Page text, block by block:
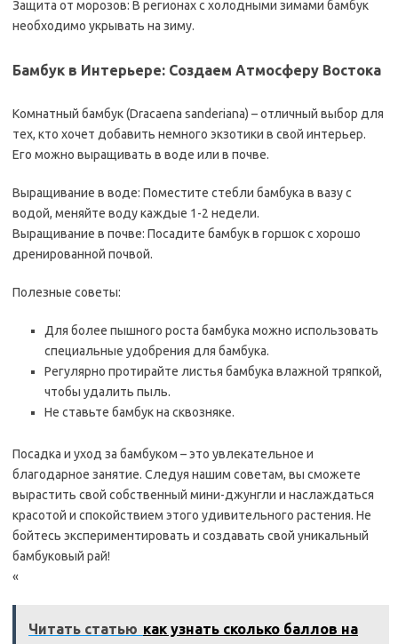
Защита от морозов: В регионах с холодными зимами бамбук
необходимо укрывать на зиму.
Бамбук в Интерьере: Создаем Атмосферу Востока
Комнатный бамбук (Dracaena sanderiana) – отличный выбор для
тех, кто хочет добавить немного экзотики в свой интерьер.
Его можно выращивать в воде или в почве.
Выращивание в воде: Поместите стебли бамбука в вазу с
водой, меняйте воду каждые 1-2 недели.
Выращивание в почве: Посадите бамбук в горшок с хорошо
дренированной почвой.
Полезные советы:
Для более пышного роста бамбука можно использовать
специальные удобрения для бамбука.
Регулярно протирайте листья бамбука влажной тряпкой,
чтобы удалить пыль.
Не ставьте бамбук на сквозняке.
Посадка и уход за бамбуком – это увлекательное и
благодарное занятие. Следуя нашим советам, вы сможете
вырастить свой собственный мини-джунгли и наслаждаться
красотой и спокойствием этого удивительного растения. Не
бойтесь экспериментировать и создавать свой уникальный
бамбуковый рай!
«
Читать статью как узнать сколько баллов на